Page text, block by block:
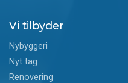
Vi tilbyder
Nybyggeri
Nyt tag
Renovering